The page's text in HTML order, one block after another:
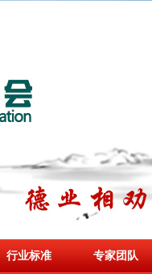
行业标准 专家团队